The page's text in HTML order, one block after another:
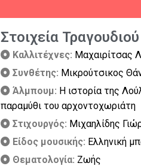
Στοιχεία Τραγουδιού
Καλλιτέχνες: Μαχαιρίτσας
Συνθέτης: Μικρούτσικος
Άλμπουμ: Η ιστορία της
παραμύθι του αρχοντοχωριάτη
Στιχουργός: Μιχαηλίδης
Είδος μουσικής: Ελληνική
Θεματολογία: Ζωής